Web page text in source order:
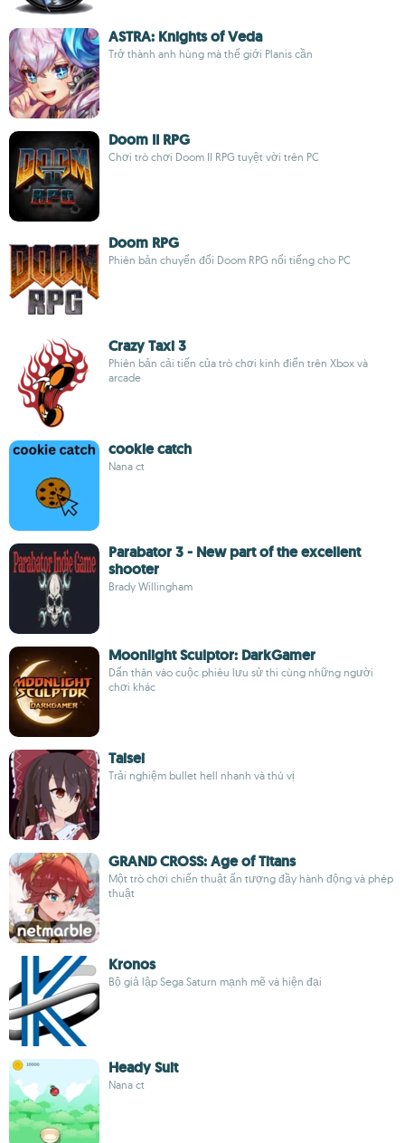
ASTRA: Knights of Veda
Trở thành anh hùng mà thế giới Planis cần
Doom II RPG
Chơi trò chơi Doom II RPG tuyệt vời trên PC
Doom RPG
Phiên bản chuyển đổi Doom RPG nổi tiếng cho PC
Crazy Taxi 3
Phiên bản cải tiến của trò chơi kinh điển trên Xbox và
arcade
cookie catch
Nana ct
Parabator 3 - New part of the excellent
shooter
Brady Willingham
Moonlight Sculptor: DarkGamer
Dấn thân vào cuộc phiêu lưu sử thi cùng những người
chơi khác
Taisei
Trải nghiệm bullet hell nhanh và thú vị
GRAND CROSS: Age of Titans
Một trò chơi chiến thuật ấn tượng đầy hành động và phép
thuật
Kronos
Bộ giả lập Sega Saturn mạnh mẽ và hiện đại
Heady Suit
Nana ct